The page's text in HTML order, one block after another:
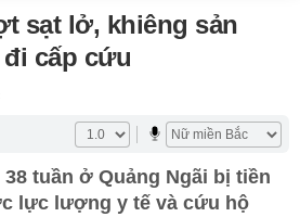
sạt lở, khiêng sản
cấp cứu
tuần ở Quảng Ngãi bị tiền
lực lượng y tế và cứu hộ